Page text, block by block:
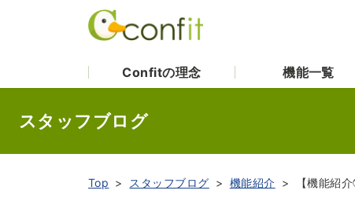
Confitの理念 機能一覧
スタッフブログ
Top スタッフブログ 機能紹介 【機能紹